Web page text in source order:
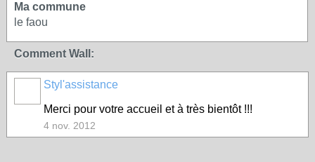
Ma commune
le faou
Comment Wall:
Styl'assistance
Merci pour votre accueil et à très bientôt !!!
4 nov. 2012